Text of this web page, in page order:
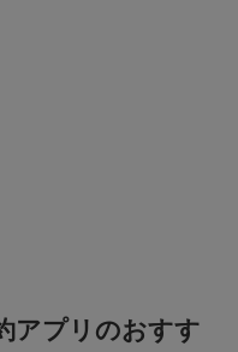
アプリのおすす